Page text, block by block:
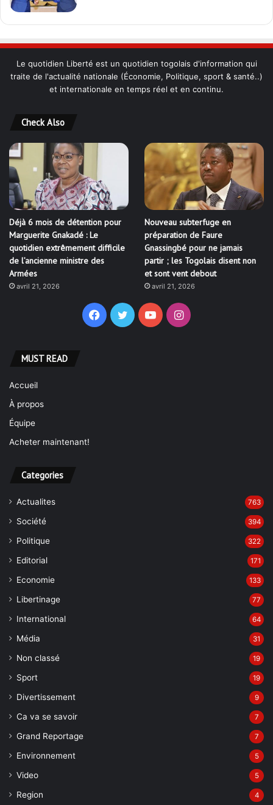
Le quotidien Liberté est un quotidien togolais d'information qui
traite de l'actualité nationale (Économie, Politique, sport & santé..)
et internationale en temps réel et en continu.
Check Also
Déjà 6 mois de détention pour
Marguerite Gnakadé : Le
quotidien extrêmement difficile
de l’ancienne ministre des
Armées
avril 21, 2026
Nouveau subterfuge en
préparation de Faure
Gnassingbé pour ne jamais
partir ; les Togolais disent non
et sont vent debout
avril 21, 2026
Facebook
TwitterYouTubeInstagram
MUST READ
Accueil
À propos
Équipe
Acheter maintenant!
Categories
Actualites 763
Société 394
Politique 322
Editorial 171
Economie 133
Libertinage 77
International 64
Média 31
Non classé 19
Sport 19
Divertissement 9
Ca va se savoir 7
Grand Reportage 7
Environnement 5
Video 5
Region 4